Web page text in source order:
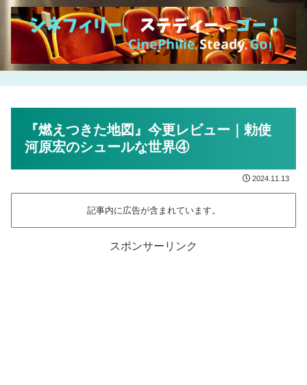
『燃えつきた地図』今更レビュー｜勅使
河原宏のシュールな世界④
2024.11.13
記事内に広告が含まれています。
スポンサーリンク